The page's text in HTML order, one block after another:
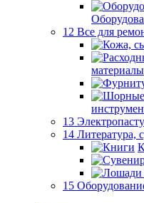
12 Все для
материалы
13
14 Литература,
15